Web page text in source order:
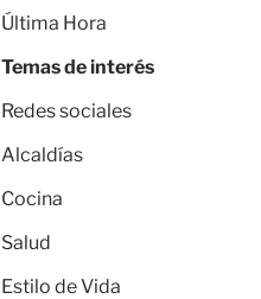
Última Hora
Temas de interés
Redes sociales
Alcaldías
Cocina
Salud
Estilo de Vida